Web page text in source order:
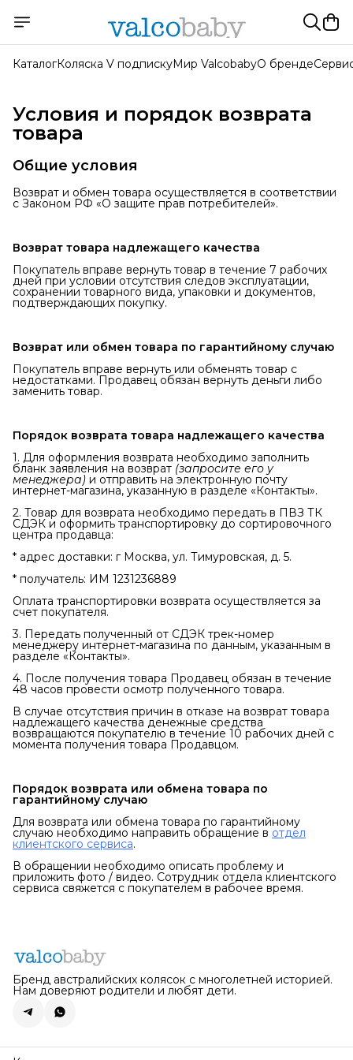
КаталогКоляска V подпискуМир ValcobabyО бренде
Условия и порядок возврата
товара
Общие условия
Возврат и обмен товара осуществляется в соответствии
с Законом РФ «О защите прав потребителей».
Возврат товара надлежащего качества
Покупатель вправе вернуть товар в течение 7 рабочих
дней при условии отсутствия следов эксплуатации,
сохранении товарного вида, упаковки и документов,
подтверждающих покупку.
Возврат или обмен товара по гарантийному случаю
Покупатель вправе вернуть или обменять товар с
недостатками. Продавец обязан вернуть деньги либо
заменить товар.
Порядок возврата товара надлежащего качества
1. Для оформления возврата необходимо заполнить
бланк заявления на возврат (запросите его у
менеджера) и отправить на электронную почту
интернет-магазина, указанную в разделе «Контакты».
2. Товар для возврата необходимо передать в ПВЗ ТК
СДЭК и оформить транспортировку до сортировочного
центра продавца:
* адрес доставки: г Москва, ул. Тимуровская, д. 5.
* получатель: ИМ 1231236889
Оплата транспортировки возврата осуществляется за
счет покупателя.
3. Передать полученный от СДЭК трек-номер
менеджеру интернет-магазина по данным, указанным в
разделе «Контакты».
4. После получения товара Продавец обязан в течение
48 часов провести осмотр полученного товара.
В случае отсутствия причин в отказе на возврат товара
надлежащего качества денежные средства
возвращаются покупателю в течение 10 рабочих дней с
момента получения товара Продавцом.
Порядок возврата или обмена товара по
гарантийному случаю
Для возврата или обмена товара по гарантийному
случаю необходимо направить обращение в отдел
клиентского сервиса.
В обращении необходимо описать проблему и
приложить фото / видео. Сотрудник отдела клиентского
сервиса свяжется с покупателем в рабочее время.
Бренд австралийских колясок с многолетней историей.
Нам доверяют родители и любят дети.